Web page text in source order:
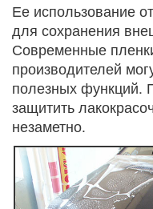
Ее использование
для сохранения
Современные
производителей
полезных функций.
защитить
незаметно.